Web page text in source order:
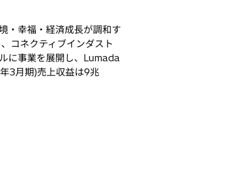
・幸福・経済成長が調和す
コネクティブインダスト
に事業を展開し、Lumada
3月期)売上収益は9兆